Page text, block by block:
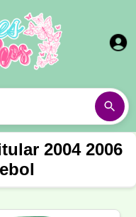
2004 2006